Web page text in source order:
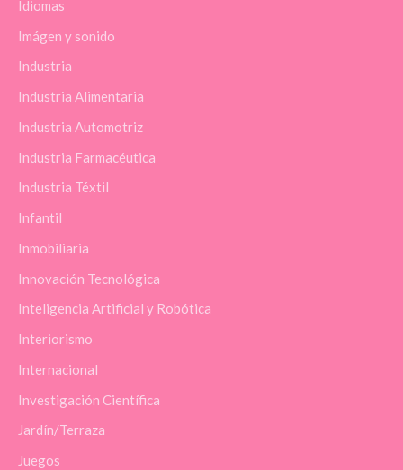
Idiomas
Imágen y sonido
Industria
Industria Alimentaria
Industria Automotriz
Industria Farmacéutica
Industria Téxtil
Infantil
Inmobiliaria
Innovación Tecnológica
Inteligencia Artificial y Robótica
Interiorismo
Internacional
Investigación Científica
Jardín/Terraza
Juegos